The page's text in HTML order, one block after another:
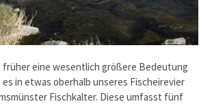
früher eine wesentlich größere Bedeutung
in etwas oberhalb unseres Fischeirevier
Fischkalter. Diese umfasst fünf